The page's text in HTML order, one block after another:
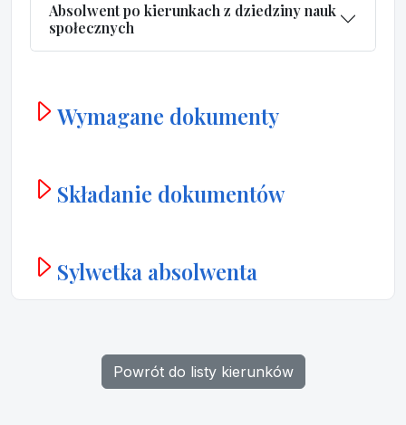
Absolwent po kierunkach z dziedziny nauk
społecznych
Wymagane dokumenty
Składanie dokumentów
Sylwetka absolwenta
Powrót do listy kierunków